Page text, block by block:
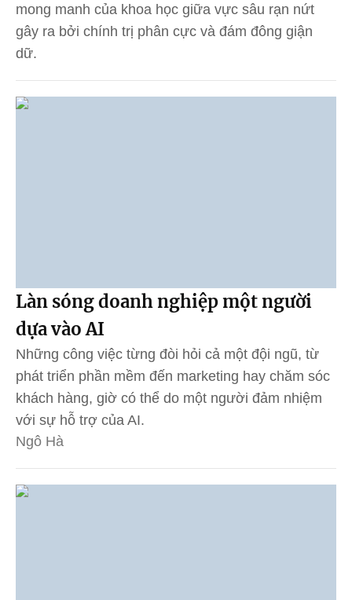
mong manh của khoa học giữa vực sâu rạn nứt
gây ra bởi chính trị phân cực và đám đông giận
dữ.
Làn sóng doanh nghiệp một người
dựa vào AI
Những công việc từng đòi hỏi cả một đội ngũ, từ
phát triển phần mềm đến marketing hay chăm sóc
khách hàng, giờ có thể do một người đảm nhiệm
với sự hỗ trợ của AI.
Ngô Hà